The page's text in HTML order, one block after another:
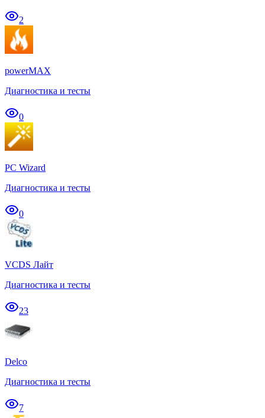
2
powerMAX
Диагностика и тесты
0
PC Wizard
Диагностика и тесты
0
VCDS Лайт
Диагностика и тесты
23
Delco
Диагностика и тесты
7